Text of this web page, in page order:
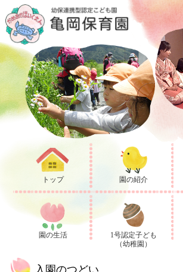
トップ 園の紹介
園の生活
1号認定子ども
（幼稚園）